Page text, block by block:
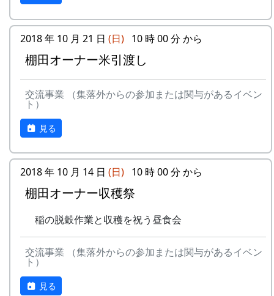
2018 年 10 月 21 日 (日) 10 時 00 分 から
棚田オーナー米引渡し
交流事業 （集落外からの参加または関与があるイベン
ト）
見る
2018 年 10 月 14 日 (日) 10 時 00 分 から
棚田オーナー収穫祭
稲の脱穀作業と収穫を祝う昼食会
交流事業 （集落外からの参加または関与があるイベン
ト）
見る